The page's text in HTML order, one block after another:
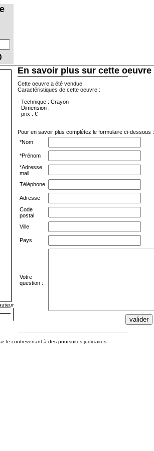
En savoir plus sur cette oeuvre
Cette oeuvre a été vendue
Caractéristiques de cette oeuvre :
- Technique : Crayon
- Dimension :
- prix : €
Pour en savoir plus complétez le formulaire ci-dessous :
*Nom
*Prénom
*Adresse
mail
Téléphone
Adresse
Code
postal
Ville
Pays
Votre
question :
le contrevenant à des poursuites judiciaires.